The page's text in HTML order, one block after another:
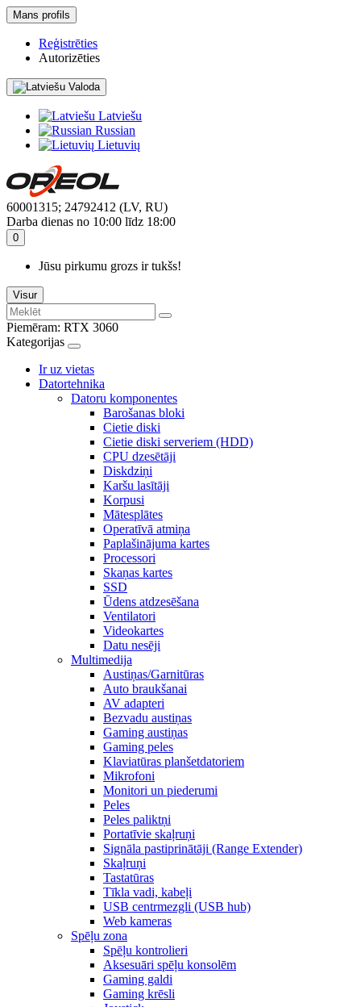
Mans profils
Reģistrēties
Autorizēties
Valoda
Latviešu
Russian
Lietuvių
60001315; 24792412 (LV, RU)
Darba dienas no 10:00 līdz 18:00
0
Jūsu pirkumu grozs ir tukšs!
Visur
Piemēram: RTX 3060
Kategorijas
Ir uz vietas
Datortehnika
Datoru komponentes
Barošanas bloki
Cietie diski
Cietie diski serveriem (HDD)
CPU dzesētāji
Diskdziņi
Karšu lasītāji
Korpusi
Mātesplātes
Operatīvā atmiņa
Paplašinājuma kartes
Processori
Skaņas kartes
SSD
Ūdens atdzesēšana
Ventilatori
Videokartes
Datu nesēji
Multimedija
Austiņas/Garnitūras
Auto braukšanai
AV adapteri
Bezvadu austiņas
Gaming austiņas
Gaming peles
Klaviatūras planšetdatoriem
Mikrofoni
Monitori un piederumi
Peles
Peles paliktņi
Portatīvie skaļruņi
Signāla pastiprinātāji (Range Extender)
Skaļruņi
Tastatūras
Tīkla vadi, kabeļi
USB centrmezgli (USB hub)
Web kameras
Spēļu zona
Spēļu kontrolieri
Aksesuāri spēļu konsolēm
Gaming galdi
Gaming krēsli